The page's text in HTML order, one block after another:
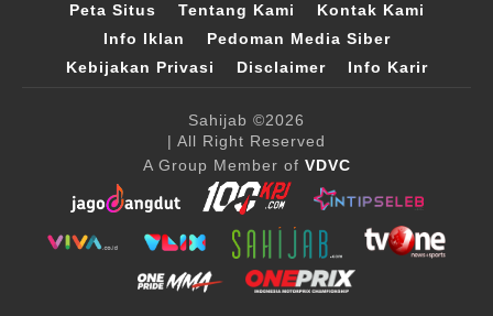
Peta Situs Tentang Kami
Kontak Kami
Info Iklan
Pedoman Media Siber
Kebijakan Privasi
Disclaimer Info Karir
Sahijab ©2026
| All Right Reserved
A Group Member of VDVC